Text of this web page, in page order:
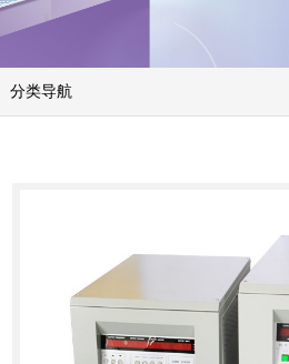
分类导航